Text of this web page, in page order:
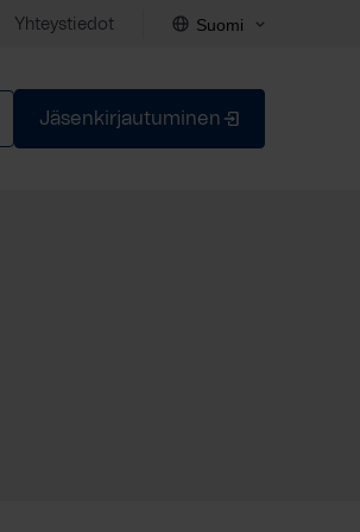
Yhteystiedot Suomi
Jäsenkirjautuminen